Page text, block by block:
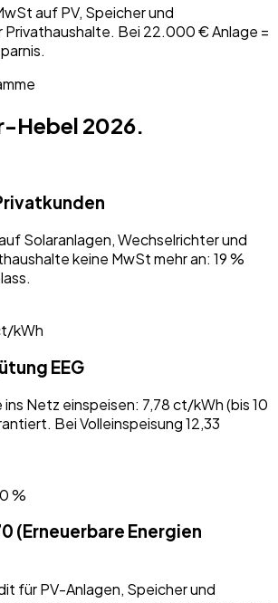
auf PV, Speicher und
Bei 22.000 € Anlage =
Hebel 2026.
Solaranlagen, Wechselrichter und
keine MwSt mehr an: 19 %
kWh
EEG
ins Netz einspeisen: 7,78 ct/kWh (bis 10
Bei Volleinspeisung 12,33
%
(Erneuerbare Energien
für PV-Anlagen, Speicher und